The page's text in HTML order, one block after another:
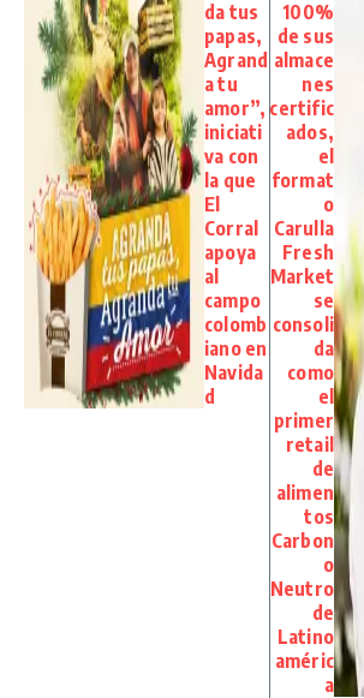
da tus
papas,
Agrand
a tu
amor”,
iniciati
va con
la que
El
Corral
apoya
al
campo
colomb
iano en
Navida
d
100%
de sus
almace
nes
certific
ados,
el
format
o
Carulla
Fresh
Market
se
consoli
da
como
el
primer
retail
de
alimen
tos
Carbon
o
Neutro
de
Latino
améric
a